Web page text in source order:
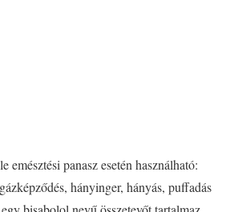
emésztési panasz esetén használható:
hányinger, hányás, puffadás